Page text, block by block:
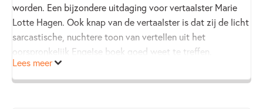
worden. Een bijzondere uitdaging voor vertaalster Marie
Lotte Hagen. Ook knap van de vertaalster is dat zij de licht
sarcastische, nuchtere toon van vertellen uit het
oorspronkelijk Engelse boek goed weet te treffen.
Lees meer